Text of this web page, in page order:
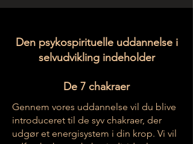
Den psykospirituelle uddannelse i
selvudvikling indeholder
De 7 chakraer
Gennem vores uddannelse vil du blive
introduceret til de syv chakraer, der
udgør et energisystem i din krop. Vi vil